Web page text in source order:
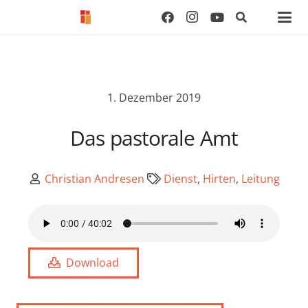
1. Dezember 2019
Das pastorale Amt
Christian Andresen Dienst, Hirten, Leitung
Download